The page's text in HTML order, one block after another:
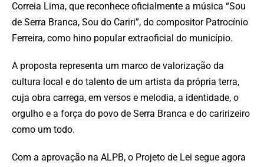
Correia Lima, que reconhece oficialmente a música “Sou
de Serra Branca, Sou do Cariri”, do compositor Patrocínio
Ferreira, como hino popular extraoficial do município.
A proposta representa um marco de valorização da
cultura local e do talento de um artista da própria terra,
cuja obra carrega, em versos e melodia, a identidade, o
orgulho e a força do povo de Serra Branca e do caririzeiro
como um todo.
Com a aprovação na ALPB, o Projeto de Lei segue agora